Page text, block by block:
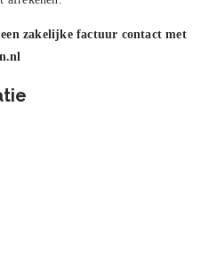
zakelijke factuur contact met